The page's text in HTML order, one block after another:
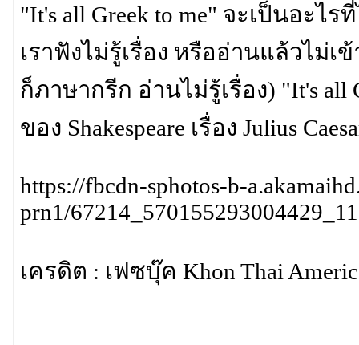
"It's all Greek to me" จะเป็นอะไ
เราฟังไม่รู้เรื่อง หรืออ่านแล้วไม่
ก็ภาษากรีก อ่านไม่รู้เรื่อง) "It's
ของ Shakespeare เรื่อง Julius
https://fbcdn-sphotos-b-
prn1/
เครดิต : เฟซบุ๊ค Khon Thai